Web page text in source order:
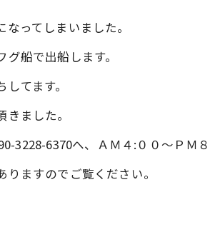
ってしまいました。
船で出船します。
てます。
ました。
3228-6370へ、ＡＭ４:００～ＰＭ８
りますのでご覧ください。